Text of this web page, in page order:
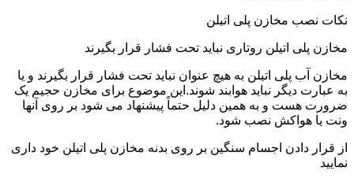
نکات نصب مخازن پلی اتیلن
مخازن پلی اتیلن روتاری نباید تحت فشار قرار بگیرند
مخازن آب پلی اتیلن به هیچ عنوان نباید تحت فشار قرار بگیرند و یا
به عبارت دیگر نباید هوابند شوند.این موضوع برای مخازن حجیم یک
ضرورت هست و به همین دلیل حتماً پیشنهاد می شود بر روی آنها
ونت یا هواکش نصب شود.
از قرار دادن اجسام سنگین بر روی بدنه مخازن پلی اتیلن خود داری
نمایید